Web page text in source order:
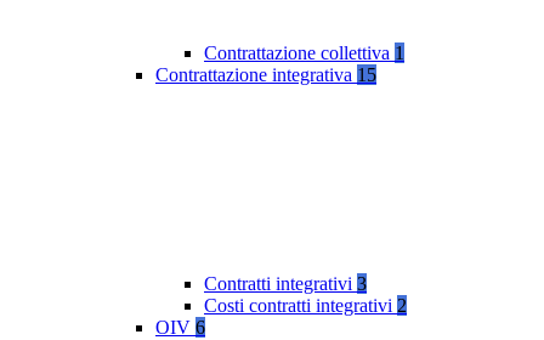
Contrattazione collettiva 1
Contrattazione integrativa 15
Contratti integrativi 3
Costi contratti integrativi 2
OIV 6